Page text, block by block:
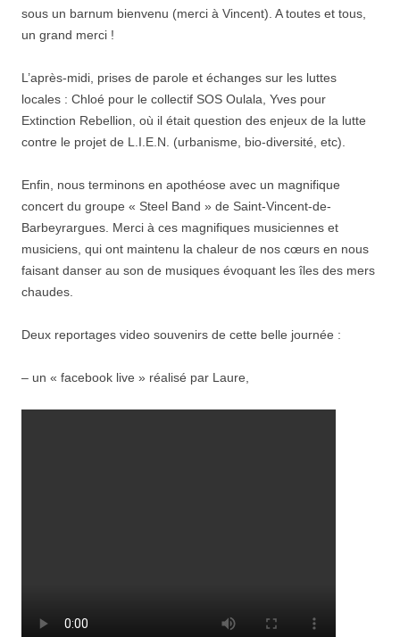
sous un barnum bienvenu (merci à Vincent). A toutes et tous,
un grand merci !
L’après-midi, prises de parole et échanges sur les luttes
locales : Chloé pour le collectif SOS Oulala, Yves pour
Extinction Rebellion, où il était question des enjeux de la lutte
contre le projet de L.I.E.N. (urbanisme, bio-diversité, etc).
Enfin, nous terminons en apothéose avec un magnifique
concert du groupe « Steel Band » de Saint-Vincent-de-
Barbeyrargues. Merci à ces magnifiques musiciennes et
musiciens, qui ont maintenu la chaleur de nos cœurs en nous
faisant danser au son de musiques évoquant les îles des mers
chaudes.
Deux reportages video souvenirs de cette belle journée :
– un « facebook live » réalisé par Laure,